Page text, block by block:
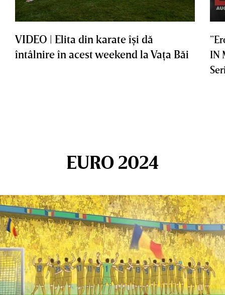
VIDEO | Elita din karate îşi dă
întâlnire în acest weekend la Vaţa Băi
IN
EURO 2024